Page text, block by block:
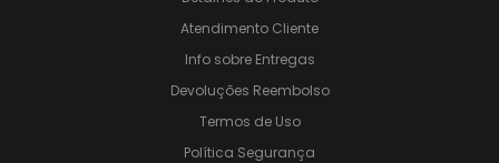
Atendimento Cliente
Info sobre Entregas
Devoluções Reembolso
Termos de Uso
Política Segurança